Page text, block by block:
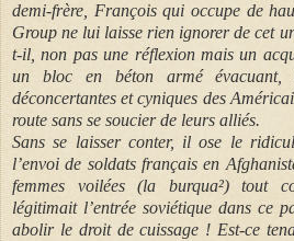
demi-frère, François qui occupe de
Group ne lui laisse rien ignorer de cet
t-il, non pas une réflexion mais un
un bloc en béton armé évacuant,
déconcertantes et cyniques des
route sans se soucier de leurs alliés.
Sans se laisser conter, il ose le
l’envoi de soldats français en
femmes voilées (la burqua²) tout
légitimait l’entrée soviétique dans ce
abolir le droit de cuissage ! Est-ce